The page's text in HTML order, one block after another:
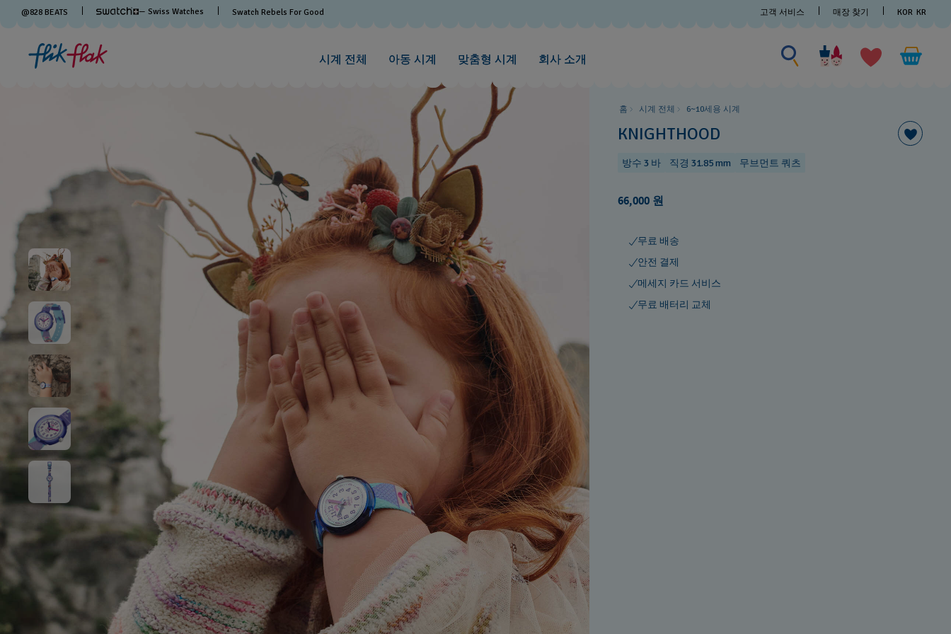
@828 BEATS — Swiss Watches Swatch Rebels For Good 고객 서비스 매장 찾기 KOR KR
시계 전체 아동 시계 맞춤형 시계 회사 소개
검
색
홈 시계 전체 6~10세용 시계
KNIGHTHOOD
방수 3 바 직경 31.85 mm 무브먼트 쿼츠
66,000 원
무료 배송
안전 결제
메세지 카드 서비스
무료 배터리 교체